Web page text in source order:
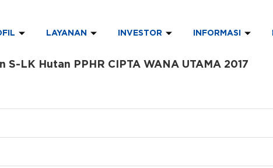
LAYANAN INVESTOR INFORMASI
S-LK Hutan PPHR CIPTA WANA UTAMA 2017